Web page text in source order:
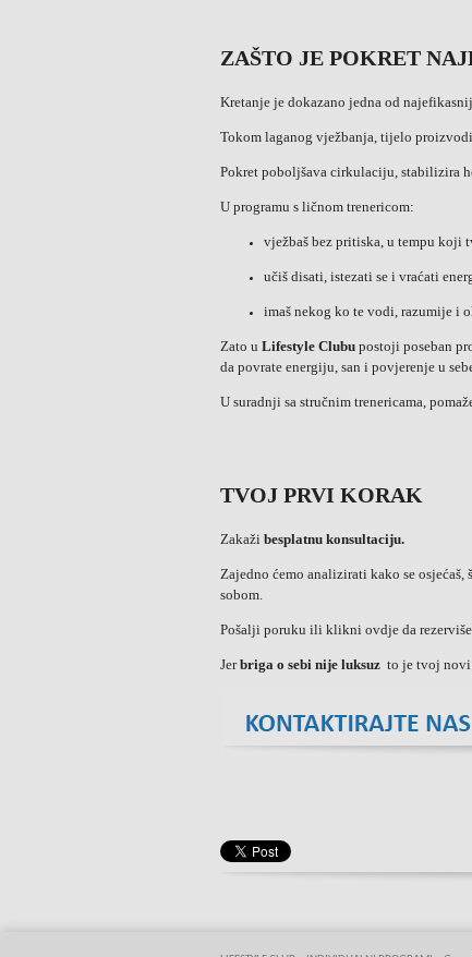
ZAŠTO JE POKRET
Kretanje je dokazano jedna od
Tokom laganog vježbanja, tijelo proizvodi
Pokret poboljšava cirkulaciju, stabilizira
U programu s ličnom trenericom:
vježbaš bez pritiska, u tempu koji
učiš disati, istezati se i vraćati
imaš nekog ko te vodi, razumije i
Zato u Lifestyle Clubu postoji poseban
da povrate energiju, san i povjerenje u
U suradnji sa stručnim trenericama,
TVOJ PRVI KORAK
Zakaži besplatnu konsultaciju.
Zajedno ćemo analizirati kako se
sobom.
Pošalji poruku ili klikni ovdje da
Jerbriga o sebi nije luksuz to je tvoj novi